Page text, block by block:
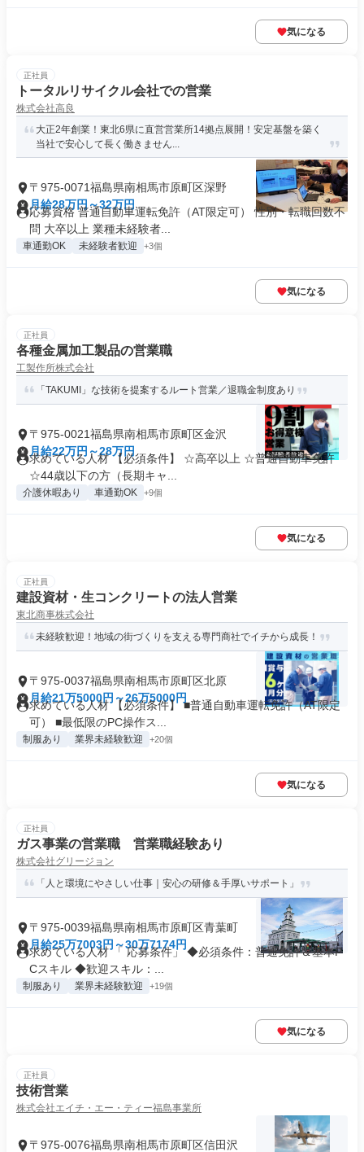
気になる
正社員
トータルリサイクル会社での営業
株式会社高良
大正2年創業！東北6県に直営営業所14拠点展開！安定基盤を築く
当社で安心して長く働きません...
〒975-0071福島県南相馬市原町区深野
月給28万円～32万円
応募資格 普通自動車運転免許（AT限定可） 性別・転職回数不
問 大卒以上 業種未経験者...
車通勤OK 未経験者歓迎 +3個
気になる
正社員
各種金属加工製品の営業職
工製作所株式会社
「TAKUMI」な技術を提案するルート営業／退職金制度あり
〒975-0021福島県南相馬市原町区金沢
月給22万円～28万円
求めている人材 【必須条件】 ☆高卒以上 ☆普通自動車免許
☆44歳以下の方（長期キャ...
介護休暇あり 車通勤OK +9個
気になる
正社員
建設資材・生コンクリートの法人営業
東北商事株式会社
未経験歓迎！地域の街づくりを支える専門商社でイチから成長！
〒975-0037福島県南相馬市原町区北原
月給21万5000円～26万5000円
求めている人材 【必須条件】 ■普通自動車運転免許（AT限定
可） ■最低限のPC操作ス...
制服あり 業界未経験歓迎 +20個
気になる
正社員
ガス事業の営業職 営業職経験あり
株式会社グリージョン
「人と環境にやさしい仕事｜安心の研修＆手厚いサポート」
〒975-0039福島県南相馬市原町区青葉町
月給25万7003円～30万7174円
求めている人材 「 応募条件」 ◆必須条件：普通免許＆基本P
Cスキル ◆歓迎スキル：...
制服あり 業界未経験歓迎 +19個
気になる
正社員
技術営業
株式会社エイチ・エー・ティー福島事業所
〒975-0076福島県南相馬市原町区信田沢